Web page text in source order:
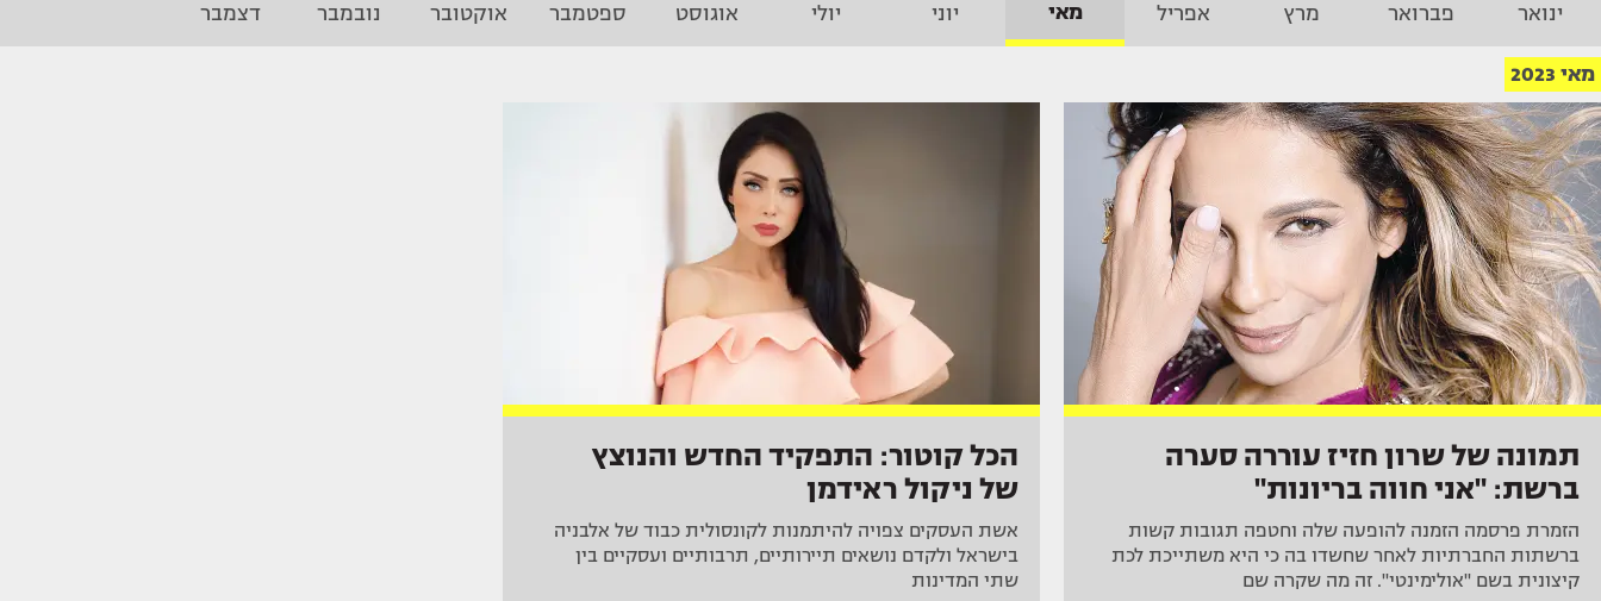
ינואר פברואר מרץ אפריל מאי יוני יולי אוגוסט ספטמבר אוקטובר נובמבר דצמבר
מאי 2023
תמונה של שרון חזיז עוררה סערה
ברשת: "אני חווה בריונות"
הזמרת פרסמה הזמנה להופעה שלה וחטפה תגובות קשות
ברשתות החברתיות לאחר שחשדו בה כי היא משתייכת לכת
קיצונית בשם "אולימינטי". זה מה שקרה שם
הכל קוטור: התפקיד החדש והנוצץ
של ניקול ראידמן
אשת העסקים צפויה להיתמנות לקונסולית כבוד של אלבניה
בישראל ולקדם נושאים תיירותיים, תרבותיים ועסקיים בין
שתי המדינות